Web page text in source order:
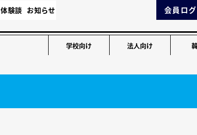
体験談 お知らせ 会員ロ
学校向け 法人向け